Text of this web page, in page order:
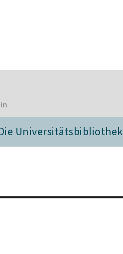
Universitätsbibliothek